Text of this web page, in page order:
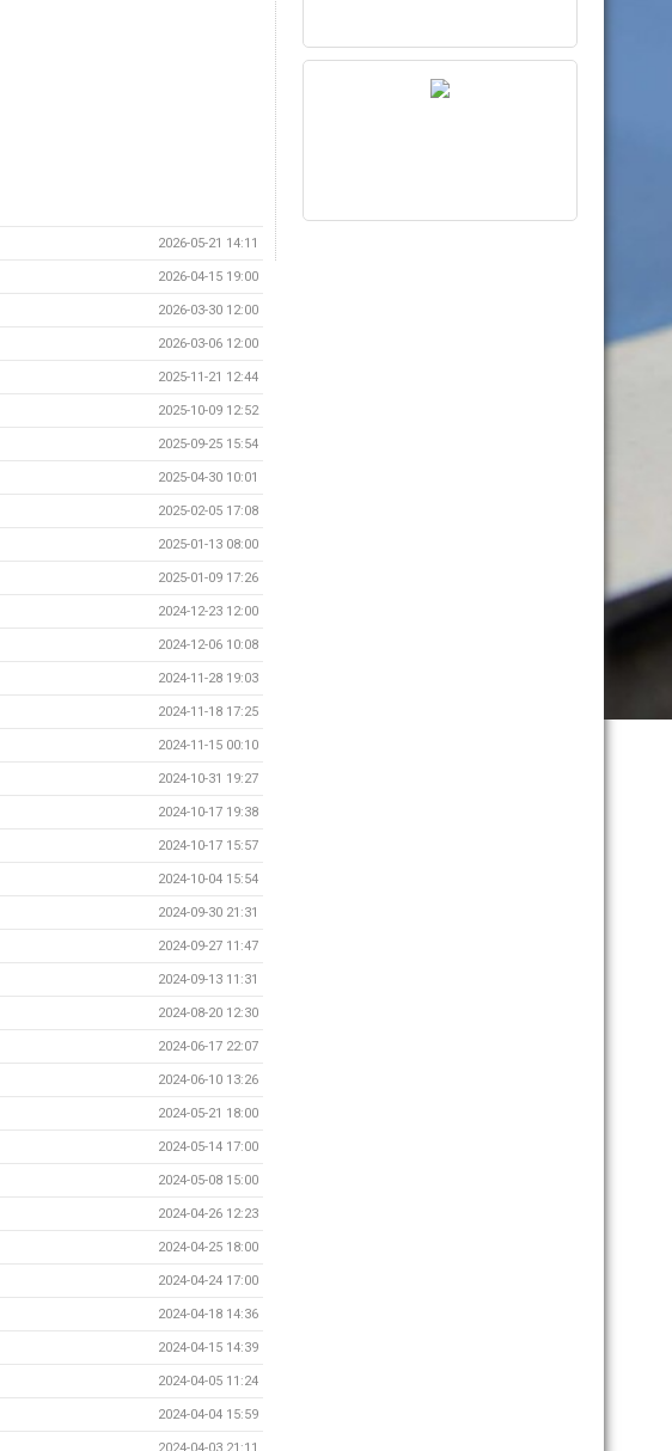
2026-05-21 14:11
2026-04-15 19:00
2026-03-30 12:00
2026-03-06 12:00
2025-11-21 12:44
2025-10-09 12:52
2025-09-25 15:54
2025-04-30 10:01
2025-02-05 17:08
2025-01-13 08:00
2025-01-09 17:26
2024-12-23 12:00
2024-12-06 10:08
2024-11-28 19:03
2024-11-18 17:25
2024-11-15 00:10
2024-10-31 19:27
2024-10-17 19:38
2024-10-17 15:57
2024-10-04 15:54
2024-09-30 21:31
2024-09-27 11:47
2024-09-13 11:31
2024-08-20 12:30
2024-06-17 22:07
2024-06-10 13:26
2024-05-21 18:00
2024-05-14 17:00
2024-05-08 15:00
2024-04-26 12:23
2024-04-25 18:00
2024-04-24 17:00
2024-04-18 14:36
2024-04-15 14:39
2024-04-05 11:24
2024-04-04 15:59